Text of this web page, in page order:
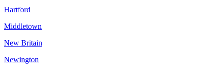
Hartford
Middletown
New Britain
Newington